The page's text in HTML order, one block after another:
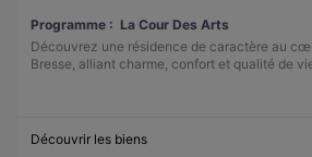
Programme : La Cour Des Arts
Découvrez une résidence de caractère au
Bresse, alliant charme, confort et qualité de
Découvrir les biens